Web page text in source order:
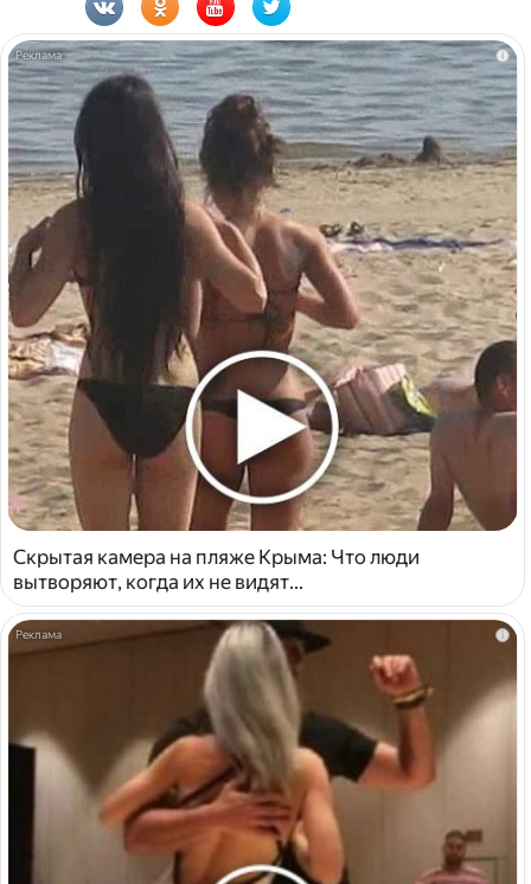
i
Скрытая камера на пляже Крыма: Что люди
вытворяют, когда их не видят...
i